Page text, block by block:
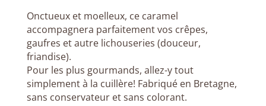
Onctueux et moelleux, ce caramel
accompagnera parfaitement vos crêpes,
gaufres et autre lichouseries (douceur,
friandise).
Pour les plus gourmands, allez-y tout
simplement à la cuillère! Fabriqué en Bretagne,
sans conservateur et sans colorant.